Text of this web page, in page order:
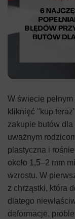
W świecie
kliknięć "kup
zakupie butów
uważnym
plastyczna i
około 1,5–2 mm
wzrostu. W
z chrząstki, która
dlatego
deformacje,